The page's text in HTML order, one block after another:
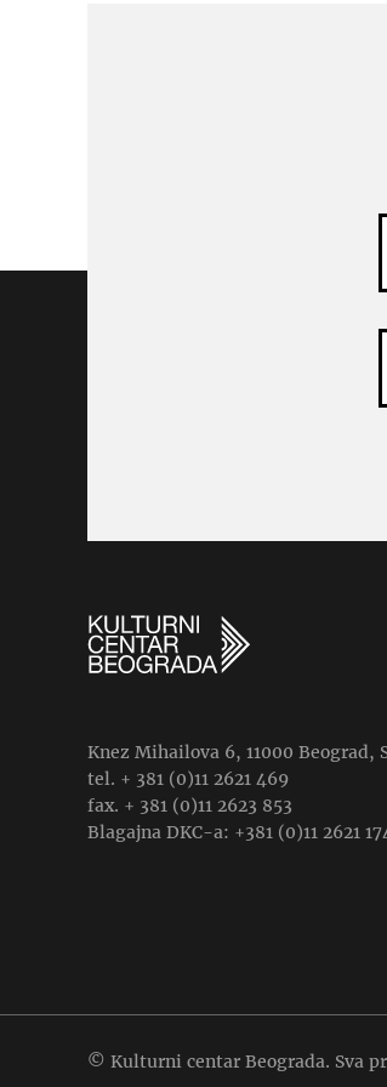
Knez Mihailova 6, 11000 Beograd,
tel. + 381 (0)11 2621 469
fax. + 381 (0)11 2623 853
Blagajna DKC-a: +381 (0)11 2621
© Kulturni centar Beograda. Sva